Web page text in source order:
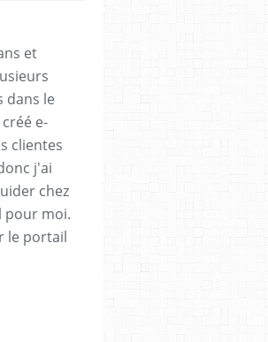
et
dans le
e-
clientes
j'ai
chez
pour moi.
le portail